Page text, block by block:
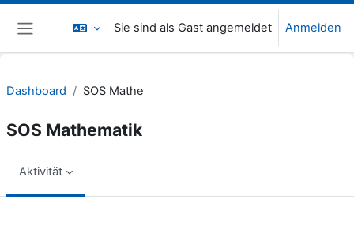
Zum Hauptinhalt
Website-Übersicht
Sie sind als Gast angemeldet Anmelden
Dashboard SOS Mathe
SOS Mathematik
Aktivität